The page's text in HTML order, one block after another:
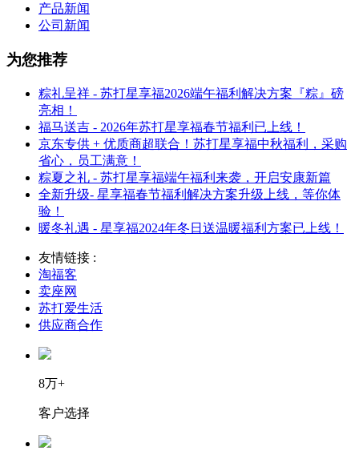
产品新闻
公司新闻
为您推荐
粽礼呈祥 - 苏打星享福2026端午福利解决方案『粽』磅
亮相！
福马送吉 - 2026年苏打星享福春节福利已上线！
京东专供 + 优质商超联合！苏打星享福中秋福利，采购
省心，员工满意！
粽夏之礼 - 苏打星享福端午福利来袭，开启安康新篇
全新升级- 星享福春节福利解决方案升级上线，等你体
验！
暖冬礼遇 - 星享福2024年冬日送温暖福利方案已上线！
友情链接 :
淘福客
卖座网
苏打爱生活
供应商合作
8万+
客户选择